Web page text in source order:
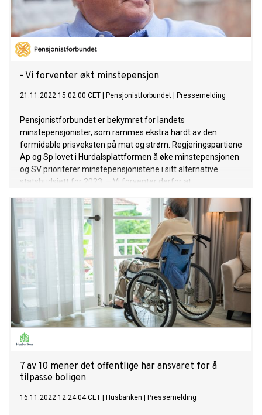
- Vi forventer økt minstepensjon
21.11.2022 15:02:00 CET Pensjonistforbundet Pressemelding
Pensjonistforbundet er bekymret for landets
minstepensjonister, som rammes ekstra hardt av den
formidable prisveksten på mat og strøm. Regjeringspartiene
Ap og Sp lovet i Hurdalsplattformen å øke minstepensjonen
og SV prioriterer minstepensjonistene i sitt alternative
statsbudsjett for 2023. – Vi forventer derfor at
minstepensjonistene, sier Pensjonistforbundets leder Jan
Davidsen.
7 av 10 mener det offentlige har ansvaret for å
tilpasse boligen
16.11.2022 12:24:04 CET Husbanken Pressemelding